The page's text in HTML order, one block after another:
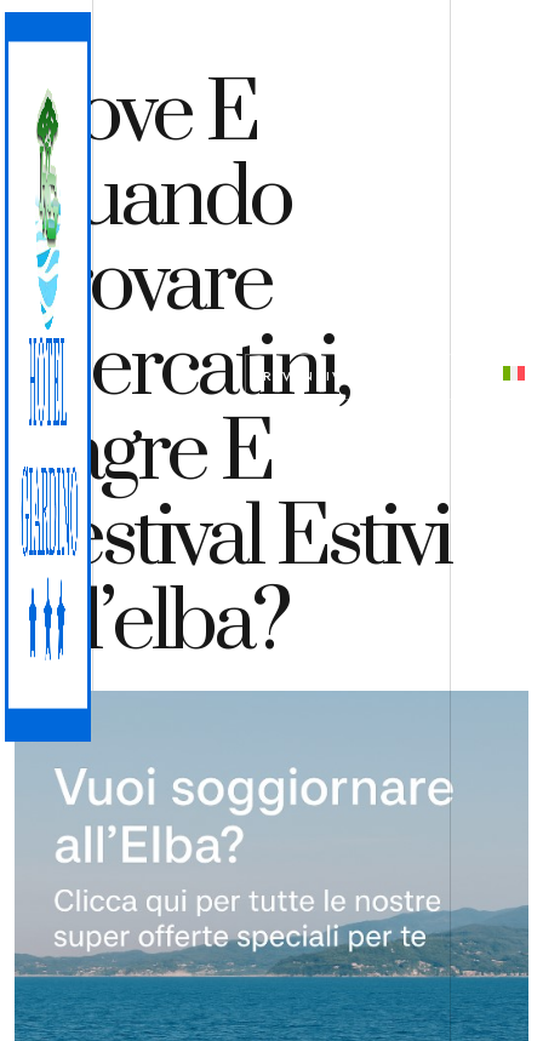
PREVENTIVO
Dove E
Quando
Trovare
Mercatini,
Sagre E
Festival Estivi
All’elba?